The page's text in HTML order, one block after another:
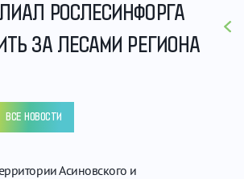
РОСЛЕСИНФОРГА
ЗА ЛЕСАМИ РЕГИОНА
ВСЕ НОВОСТИ
Асиновского и